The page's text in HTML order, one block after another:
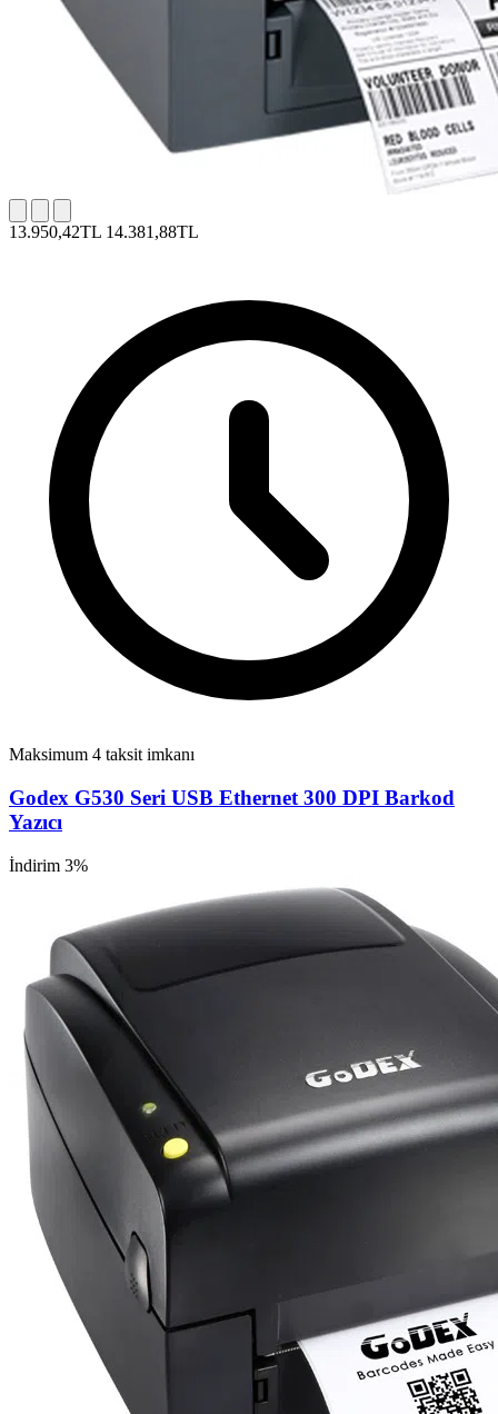
13.950,42TL 14.381,88TL
Maksimum 4 taksit imkanı
Godex G530 Seri USB Ethernet 300 DPI Barkod
Yazıcı
İndirim 3%